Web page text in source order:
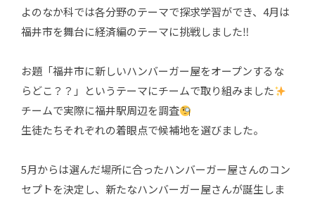
よのなか科では各分野のテーマで探求学習ができ、4月は
福井市を舞台に経済編のテーマに挑戦しました‼
お題「福井市に新しいハンバーガー屋をオープンするな
らどこ？？」というテーマにチームで取り組みました
チームで実際に福井駅周辺を調査
生徒たちそれぞれの着眼点で候補地を選びました。
5月からは選んだ場所に合ったハンバーガー屋さんのコン
セプトを決定し、新たなハンバーガー屋さんが誕生しま